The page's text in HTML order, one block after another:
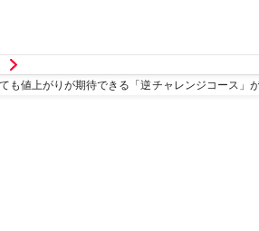
値上がりが期待できる「逆チャレンジコース」が